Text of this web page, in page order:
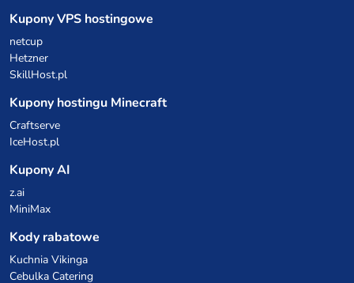
Kupony VPS hostingowe
netcup
Hetzner
SkillHost.pl
Kupony hostingu Minecraft
Craftserve
IceHost.pl
Kupony AI
z.ai
MiniMax
Kody rabatowe
Kuchnia Vikinga
Cebulka Catering